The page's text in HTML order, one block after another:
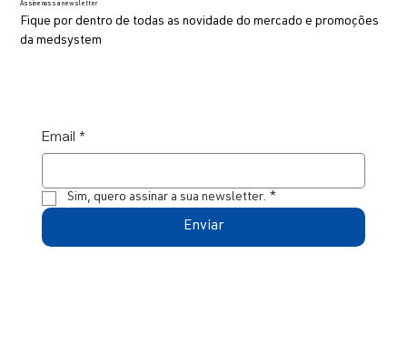
Assine nossa newsletter
Fique por dentro de todas as novidade do mercado e promoções
da medsystem
Email *
Sim, quero assinar a sua newsletter. *
Enviar